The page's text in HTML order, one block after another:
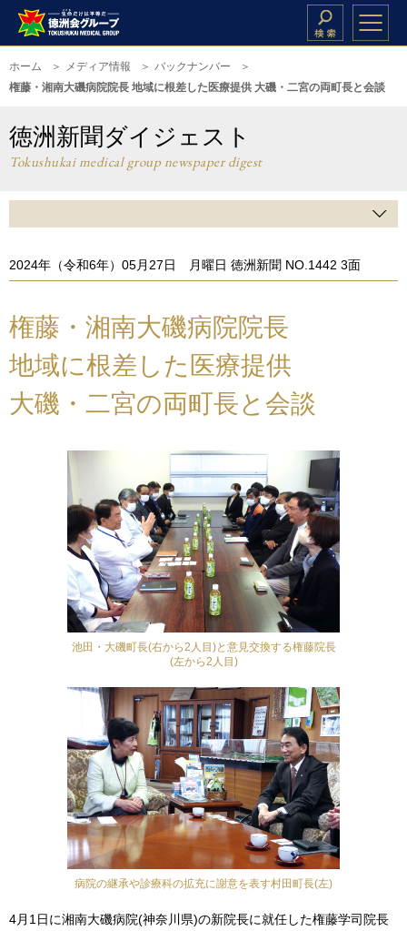
ホーム メディア情報
バックナンバー
権藤・湘南大磯病院院長 地域に根差した医療提供 大磯・二宮の両町長と会談
徳洲新聞ダイジェスト
Tokushukai medical group newspaper digest
2024年（令和6年）05月27日 月曜日 徳洲新聞 NO.1442 3面
権藤・湘南大磯病院院長
地域に根差した医療提供
大磯・二宮の両町長と会談
池田・大磯町長(右から2人目)と意見交換する権藤院長
(左から2人目)
病院の継承や診療科の拡充に謝意を表す村田町長(左)
4月1日に湘南大磯病院(神奈川県)の新院長に就任した権藤学司院長